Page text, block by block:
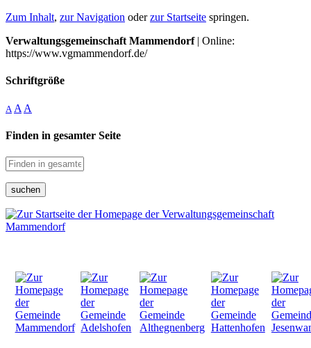
Zum Inhalt, zur Navigation oderzur Startseite springen.
Verwaltungsgemeinschaft Mammendorf| Online:
https://www.vgmammendorf.de/
Schriftgröße
A A A
Finden in gesamter Seite
suchen